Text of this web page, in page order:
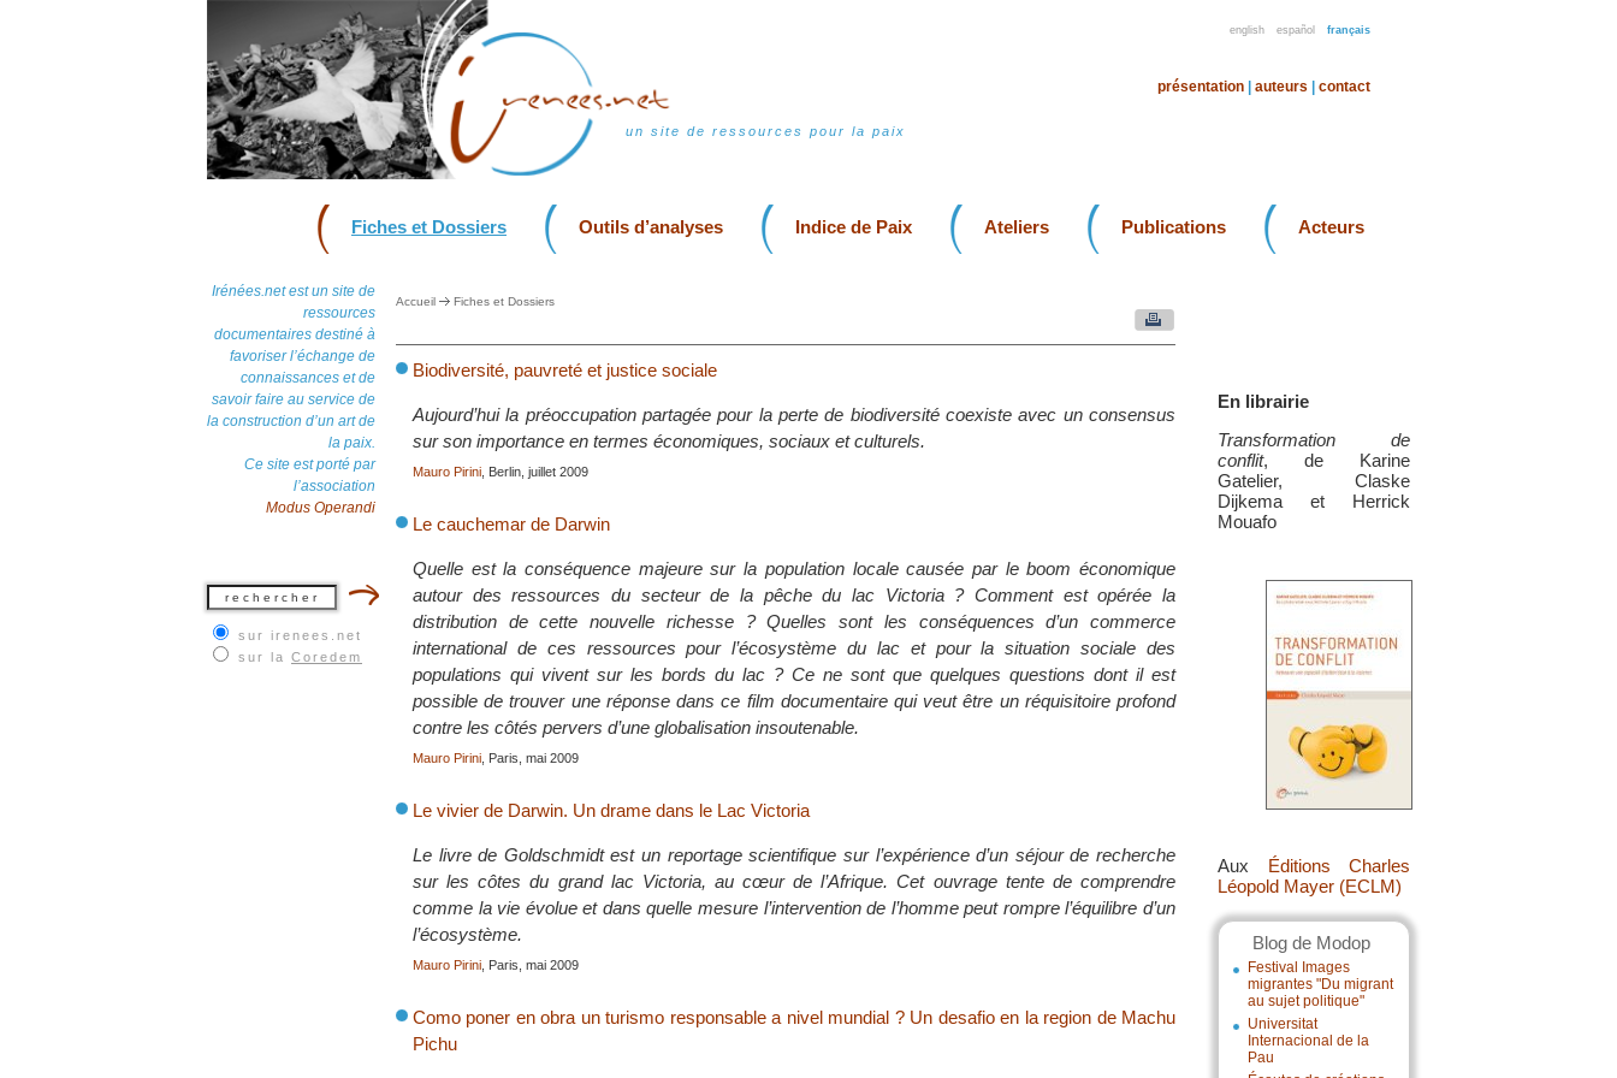
english español français
un site de ressources pour la paix
présentation auteurs contact
Fiches et Dossiers Outils d’analyses Indice de Paix Ateliers Publications Acteurs
Irénées.net est un site de
ressources
documentaires destiné à
favoriser l’échange de
connaissances et de
savoir faire au service de
la construction d’un art de
la paix.
Ce site est porté par
l’association
Modus Operandi
sur irenees.net
sur la Coredem
En librairie
Transformation de
conflit, de Karine
Gatelier, Claske
Dijkema et Herrick
Mouafo
Aux Éditions Charles
Léopold Mayer (ECLM)
Blog de Modop
Festival Images
migrantes "Du migrant
au sujet politique"
Universitat
Internacional de la
Pau
Accueil Fiches et Dossiers
Biodiversité, pauvreté et justice sociale
Aujourd’hui la préoccupation partagée pour la perte de biodiversité coexiste avec un consensus
sur son importance en termes économiques, sociaux et culturels.
Mauro Pirini , Berlin, juillet 2009
Le cauchemar de Darwin
Quelle est la conséquence majeure sur la population locale causée par le boom économique
autour des ressources du secteur de la pêche du lac Victoria ? Comment est opérée la
distribution de cette nouvelle richesse ? Quelles sont les conséquences d’un commerce
international de ces ressources pour l’écosystème du lac et pour la situation sociale des
populations qui vivent sur les bords du lac ? Ce ne sont que quelques questions dont il est
possible de trouver une réponse dans ce film documentaire qui veut être un réquisitoire profond
contre les côtés pervers d’une globalisation insoutenable.
Mauro Pirini , Paris, mai 2009
Le vivier de Darwin. Un drame dans le Lac Victoria
Le livre de Goldschmidt est un reportage scientifique sur l’expérience d’un séjour de recherche
sur les côtes du grand lac Victoria, au cœur de l’Afrique. Cet ouvrage tente de comprendre
comme la vie évolue et dans quelle mesure l’intervention de l’homme peut rompre l’équilibre d’un
l’écosystème.
Mauro Pirini , Paris, mai 2009
Como poner en obra un turismo responsable a nivel mundial ? Un desafio en la region de Machu
Pichu